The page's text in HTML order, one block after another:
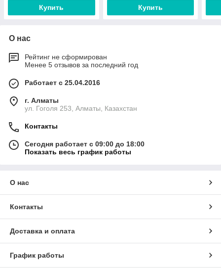
Купить Купить
О нас
Рейтинг не сформирован
Менее 5 отзывов за последний год
Работает с 25.04.2016
г. Алматы
ул. Гоголя 253, Алматы, Казахстан
Контакты
Сегодня работает с 09:00 до 18:00
Показать весь график работы
О нас
Контакты
Доставка и оплата
График работы